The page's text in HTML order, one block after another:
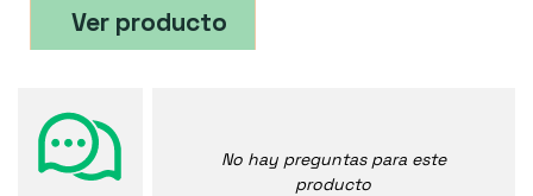
Ver producto
No hay preguntas para este
producto